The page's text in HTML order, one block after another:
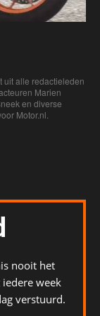
uit alle redactieleden
Marien
en diverse
Motor.nl.
nooit het
week
verstuurd.